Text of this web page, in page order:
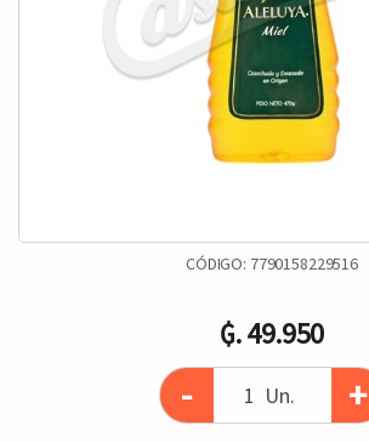
CÓDIGO: 7790158229516
₲. 49.950
- Un. +